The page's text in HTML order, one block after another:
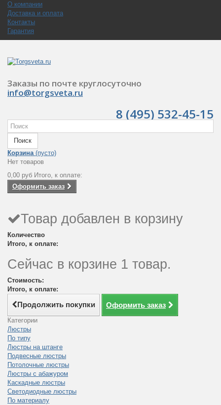
О компании
Доставка и оплата
Контакты
Гарантия
Заказы по почте круглосуточно
info@torgsveta.ru
8 (495) 532-45-15
Поиск
Корзина (пусто)
Нет товаров
0,00 руб Итого, к оплате:
Оформить заказ
Товар добавлен в корзину
Количество
Итого, к оплате:
Сейчас в корзине 1 товар.
Стоимость:
Итого, к оплате:
Продолжить покупки Оформить заказ
Категории
Люстры
По типу
Люстры на штанге
Подвесные люстры
Потолочные люстры
Люстры с абажуром
Каскадные люстры
Светодиодные люстры
По материалу